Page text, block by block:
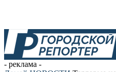
- реклама -